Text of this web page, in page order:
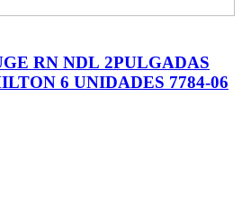
RN NDL 2PULGADAS
6 UNIDADES 7784-06